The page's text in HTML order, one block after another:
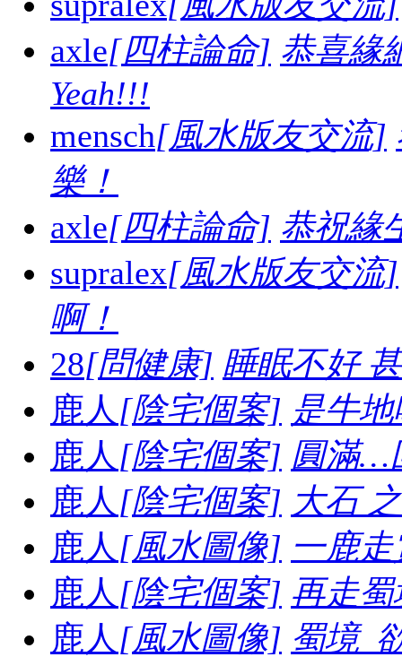
axle[四柱論命] 恭喜緣
Yeah!!!
mensch[風水版友交流]
樂！
axle[四柱論命] 恭祝緣
supralex[風水版友交流]
啊！
28[問健康] 睡眠不好
鹿人 [陰宅個案] 是牛
鹿人 [陰宅個案] 圓滿…
鹿人 [陰宅個案] 大石
鹿人 [風水圖像] 一鹿
鹿人 [陰宅個案] 再走
鹿人 [風水圖像] 蜀境_